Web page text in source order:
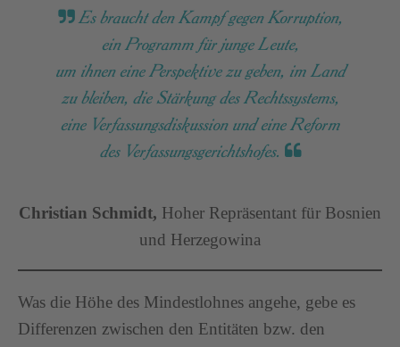
Es braucht den Kampf gegen Korruption,
ein Programm für junge Leute,
um ihnen eine Perspektive zu geben, im Land
zu bleiben, die Stärkung des Rechtssystems,
eine Verfassungsdiskussion und eine Reform
des Verfassungsgerichtshofes.
Christian Schmidt, Hoher Repräsentant für Bosnien
und Herzegowina
Was die Höhe des Mindestlohnes angehe, gebe es
Differenzen zwischen den Entitäten bzw. den